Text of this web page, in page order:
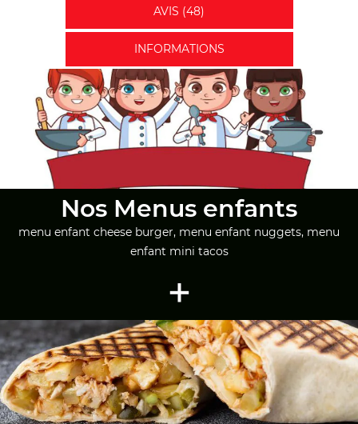
AVIS (48)
INFORMATIONS
Nos Menus enfants
menu enfant cheese burger, menu enfant nuggets, menu
enfant mini tacos
+